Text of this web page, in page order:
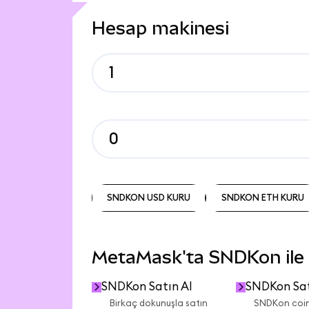
Hesap makinesi
SNDKON USD KURU SNDKON ETH KURU
MetaMask'ta SNDKon ile
SNDKon Satın Al
Birkaç dokunuşla satın
SNDKon
SNDKon